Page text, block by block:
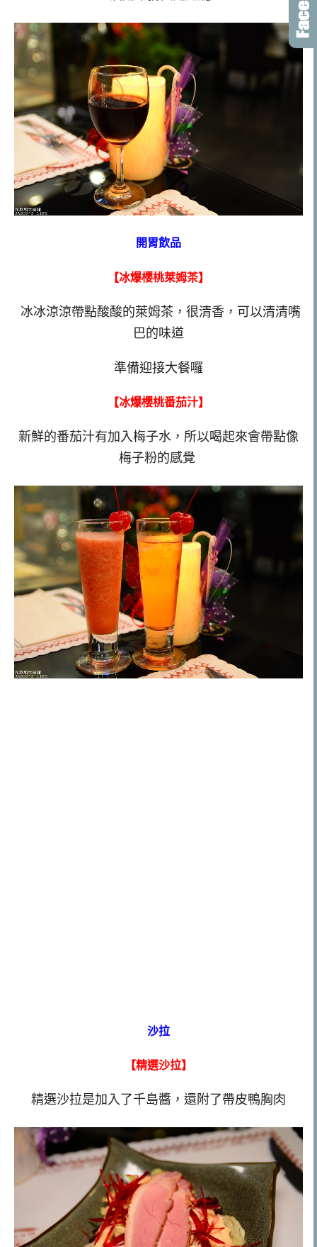
開胃飲品
【冰爆櫻桃萊姆茶】
冰冰涼涼帶點酸酸的萊姆茶，很清香，可以清清嘴
巴的味道
準備迎接大餐囉
【冰爆櫻桃番茄汁】
新鮮的番茄汁有加入梅子水，所以喝起來會帶點像
梅子粉的感覺
沙拉
【精選沙拉】
精選沙拉是加入了千島醬，還附了帶皮鴨胸肉